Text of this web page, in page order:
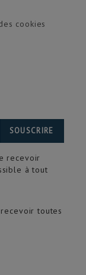
cookies
toutes
SOUSCRIRE
recevoir
à tout